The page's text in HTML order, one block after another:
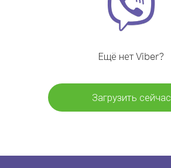
Ещё нет Viber?
Загрузить сейчас